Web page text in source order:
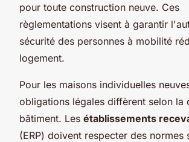
pour toute construction neuve. Ces
règlementations visent à garantir
sécurité des personnes à mobilité
logement.
Pour les maisons individuelles
obligations légales diffèrent selon la
bâtiment. Les établissements
(ERP) doivent respecter des normes